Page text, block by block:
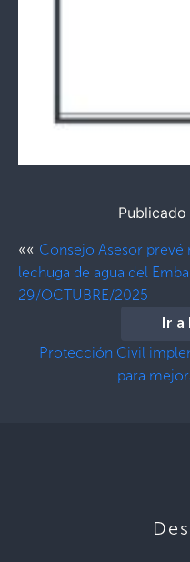
«« Consejo Asesor
lechuga de agua del
29/OCTUBRE/2025
Ir
Protección Civil
para